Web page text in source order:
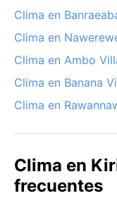
Clima en
Clima en
Clima en Ambo
Clima en Banana
Clima en
Clima en
frecuentes